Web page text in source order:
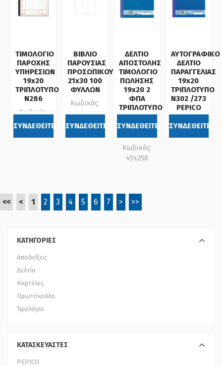
ΚΑΤΗΓΟΡΙΕΣ
Αποδείξεις
Δελτία
Καρτέλες
Πρωτόκολλα
Τιμολόγια
ΚΑΤΑΣΚΕΥΑΣΤΕΣ
PEPICO
ΤΙΜΟΛΟΓΙΟ
ΠΑΡΟΧΗΣ
ΥΠΗΡΕΣΙΩΝ
19x20
ΤΡΙΠΛΟΤΥΠΟ
Ν286
Κωδικός:
337809
ΣΥΝΔΕΘΕΙΤΕ
ΒΙΒΛΙΟ
ΠΑΡΟΥΣΙΑΣ
ΠΡΟΣΩΠΙΚΟΥ
21x30 100
ΦΥΛΛΩΝ
Κωδικός:
054524
ΣΥΝΔΕΘΕΙΤΕ
ΔΕΛΤΙΟ
ΑΠΟΣΤΟΛΗΣ
ΤΙΜΟΛΟΓΙΟ
ΠΩΛΗΣΗΣ
19x20 2
ΦΠΑ
ΤΡΙΠΛΟΤΥΠΟ
Ν258
/243
Κωδικός:
454258
ΣΥΝΔΕΘΕΙΤΕ
ΑΥΤΟΓΡΑΦΙΚΟ
ΔΕΛΤΙΟ
ΠΑΡΑΓΓΕΛΙΑΣ
19x20
ΤΡΙΠΛΟΤΥΠΟ
Ν302 /273
PEPICO
ΣΥΝΔΕΘΕΙΤΕ
<< < 1 2 3 4 5 6 7 > >>